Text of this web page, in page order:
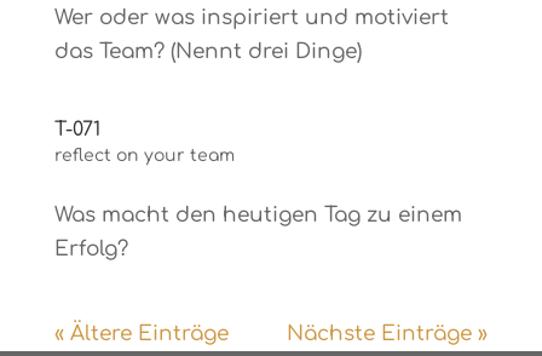
Wer oder was inspiriert und motiviert
das Team? (Nennt drei Dinge)
T-071
reflect on your team
Was macht den heutigen Tag zu einem
Erfolg?
« Ältere Einträge Nächste Einträge »